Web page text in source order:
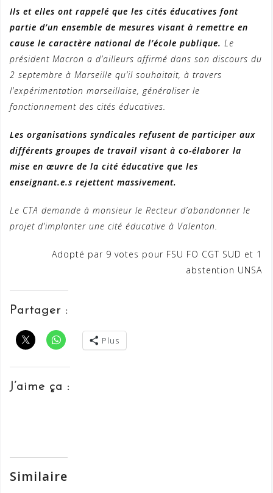
Ils et elles ont rappelé que les cités éducatives font
partie d’un ensemble de mesures visant à remettre en
cause le caractère national de l’école publique. Le
président Macron a d’ailleurs affirmé dans son discours du
2 septembre à Marseille qu’il souhaitait, à travers
l’expérimentation marseillaise, généraliser le
fonctionnement des cités éducatives.
Les organisations syndicales refusent de participer aux
différents groupes de travail visant à co-élaborer la
mise en œuvre de la cité éducative que les
enseignant.e.s rejettent massivement.
Le CTA demande à monsieur le Recteur d’abandonner le
projet d’implanter une cité éducative à Valenton.
Adopté par 9 votes pour FSU FO CGT SUD et 1
abstention UNSA
Partager :
Plus
J’aime ça :
Similaire